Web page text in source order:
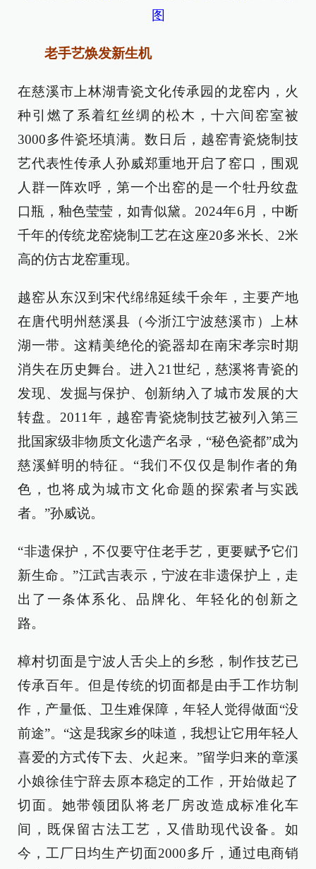
图
老手艺焕发新生机
在慈溪市上林湖青瓷文化传承园的龙窑内，火
种引燃了系着红丝绸的松木，十六间窑室被
3000多件瓷坯填满。数日后，越窑青瓷烧制技
艺代表性传承人孙威郑重地开启了窑口，围观
人群一阵欢呼，第一个出窑的是一个牡丹纹盘
口瓶，釉色莹莹，如青似黛。2024年6月，中断
千年的传统龙窑烧制工艺在这座20多米长、2米
高的仿古龙窑重现。
越窑从东汉到宋代绵绵延续千余年，主要产地
在唐代明州慈溪县（今浙江宁波慈溪市）上林
湖一带。这精美绝伦的瓷器却在南宋孝宗时期
消失在历史舞台。进入21世纪，慈溪将青瓷的
发现、发掘与保护、创新纳入了城市发展的大
转盘。2011年，越窑青瓷烧制技艺被列入第三
批国家级非物质文化遗产名录，“秘色瓷都”成为
慈溪鲜明的特征。“我们不仅仅是制作者的角
色，也将成为城市文化命题的探索者与实践
者。”孙威说。
“非遗保护，不仅要守住老手艺，更要赋予它们
新生命。”江武吉表示，宁波在非遗保护上，走
出了一条体系化、品牌化、年轻化的创新之
路。
樟村切面是宁波人舌尖上的乡愁，制作技艺已
传承百年。但是传统的切面都是由手工作坊制
作，产量低、卫生难保障，年轻人觉得做面“没
前途”。“这是我家乡的味道，我想让它用年轻人
喜爱的方式传下去、火起来。”留学归来的章溪
小娘徐佳宁辞去原本稳定的工作，开始做起了
切面。她带领团队将老厂房改造成标准化车
间，既保留古法工艺，又借助现代设备。如
今，工厂日均生产切面2000多斤，通过电商销